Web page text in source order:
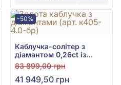
-50%
Каблучка-солітер з
діамантом 0,26ct із
червоного золота 585°,
арт. к405-4.0к-бр
83 899,00 грн
41 949,50 грн